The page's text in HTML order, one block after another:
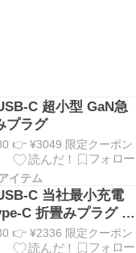
C 超小型 GaN急
プラグ
👉 ¥3049 限定クーポン
イテム
C 当社最小充電
C 折畳みプラグ コ
👉 ¥2336 限定クーポン